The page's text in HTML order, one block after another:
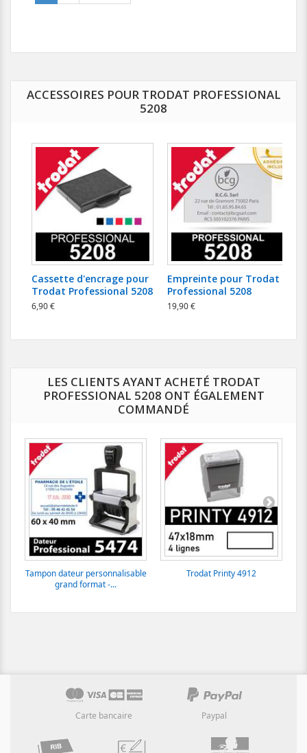
ACCESSOIRES POUR TRODAT PROFESSIONAL
5208
Cassette d'encrage pour
Trodat Professional 5208
6,90 €
Empreinte pour Trodat
Professional 5208
19,90 €
LES CLIENTS AYANT ACHETÉ TRODAT
PROFESSIONAL 5208 ONT ÉGALEMENT
COMMANDÉ
Tampon dateur personnalisable
grand format -...
Trodat Printy 4912
Carte bancaire Paypal